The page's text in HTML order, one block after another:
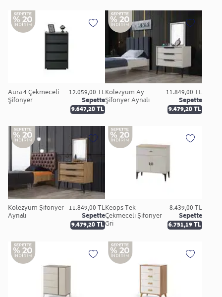
Aura 4 Çekmeceli
Şifonyer
12.059,00 TL
Sepette
9.647,20 TL
Kolezyum Ay
Şifonyer Aynalı
11.849,00 TL
Sepette
9.479,20 TL
Kolezyum Şifonyer
Aynalı
11.849,00 TL
Sepette
9.479,20 TL
Keops Tek
Çekmeceli Şifonyer
Gri
8.439,00 TL
Sepette
6.751,19 TL